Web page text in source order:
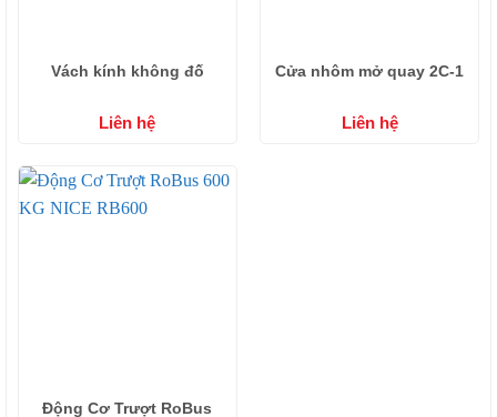
Vách kính không đố
Liên hệ
Cửa nhôm mở quay 2C-1
Liên hệ
Động Cơ Trượt RoBus